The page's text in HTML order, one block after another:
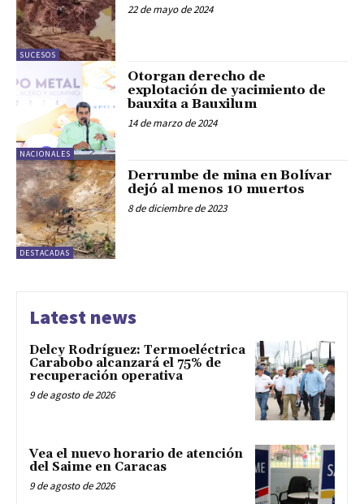
SUCESOS
22 de mayo de 2024
NACIONALES
Otorgan derecho de
explotación de yacimiento de
bauxita a Bauxilum
14 de marzo de 2024
DESTACADAS
Derrumbe de mina en Bolívar
dejó al menos 10 muertos
8 de diciembre de 2023
Latest news
Delcy Rodríguez: Termoeléctrica
Carabobo alcanzará el 75% de
recuperación operativa
9 de agosto de 2026
Vea el nuevo horario de atención
del Saime en Caracas
9 de agosto de 2026